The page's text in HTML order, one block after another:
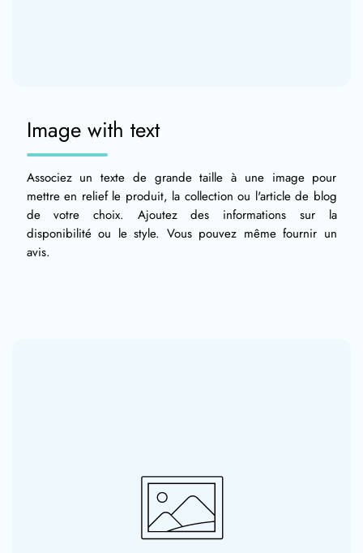
Image with text
Associez un texte de grande taille à une image pour
mettre en relief le produit, la collection ou l'article de blog
de votre choix. Ajoutez des informations sur la
disponibilité ou le style. Vous pouvez même fournir un
avis.